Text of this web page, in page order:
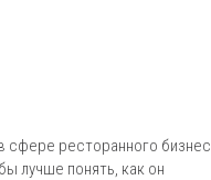
сфере ресторанного
лучше понять, как он